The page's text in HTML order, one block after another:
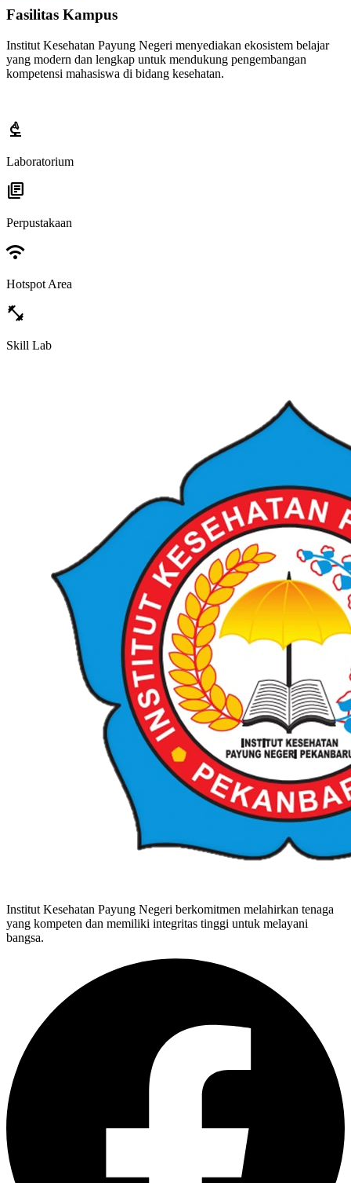
Fasilitas Kampus
Institut Kesehatan Payung Negeri menyediakan ekosistem belajar
yang modern dan lengkap untuk mendukung pengembangan
kompetensi mahasiswa di bidang kesehatan.
biotech
Laboratorium
library_books
Perpustakaan
wifi
Hotspot Area
fitness_center
Skill Lab
Institut Kesehatan Payung Negeri berkomitmen melahirkan tenaga
yang kompeten dan memiliki integritas tinggi untuk melayani
bangsa.